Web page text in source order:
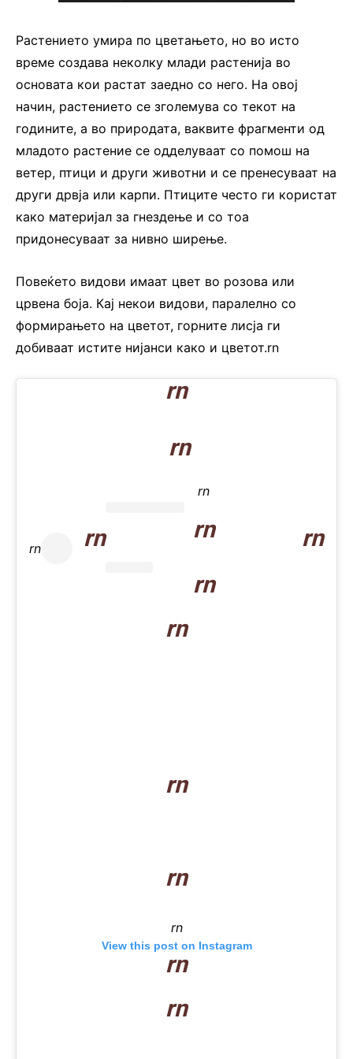
Растението умира по цветањето, но во исто
време создава неколку млади растенија во
основата кои растат заедно со него. На овој
начин, растението се зголемува со текот на
годините, а во природата, ваквите фрагменти од
младото растение се одделуваат со помош на
ветер, птици и други животни и се пренесуваат на
други дрвја или карпи. Птиците често ги користат
како материјал за гнездење и со тоа
придонесуваат за нивно ширење.
Повеќето видови имаат цвет во розова или
црвена боја. Кај некои видови, паралелно со
формирањето на цветот, горните лисја ги
добиваат истите нијанси како и цветот.rn
rn
rn
rn rn
rn
rn
rn
rn
rn
rn
rn
rn
View this post on Instagram
rn
rn